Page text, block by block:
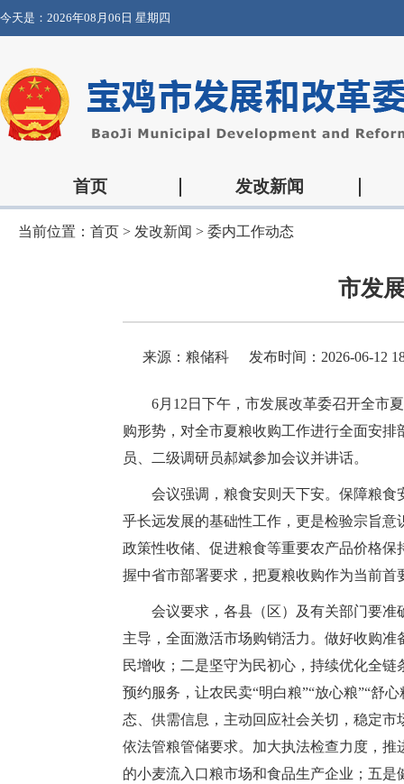
今天是： 2026年08月06日 星期四
首页 发改新闻
当前位置： 首页 > 发改新闻 > 委内工作动态
市发
来源：粮储科 发布时间：2026-06-12
6月12日下午，市发展改革委召开全市
购形势，对全市夏粮收购工作进行全面安
员、二级调研员郝斌参加会议并讲话。
会议强调，粮食安则天下安。保障粮
乎长远发展的基础性工作，更是检验宗旨
政策性收储、促进粮食等重要农产品价格
握中省市部署要求，把夏粮收购作为当前
会议要求，各县（区）及有关部门要
主导，全面激活市场购销活力。做好收购
民增收；二是坚守为民初心，持续优化全
预约服务，让农民卖“明白粮”“放心粮”“舒
态、供需信息，主动回应社会关切，稳定
依法管粮管储要求。加大执法检查力度，
的小麦流入口粮市场和食品生产企业；五